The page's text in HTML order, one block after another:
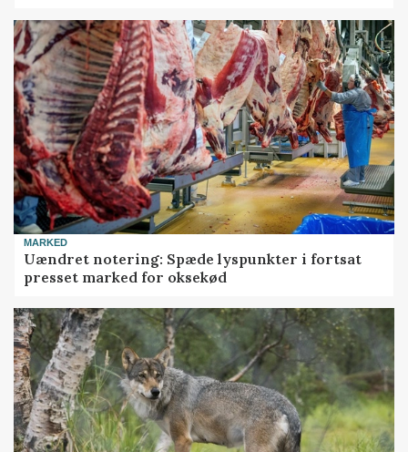
MARKED
Uændret notering: Spæde lyspunkter i fortsat
presset marked for oksekød